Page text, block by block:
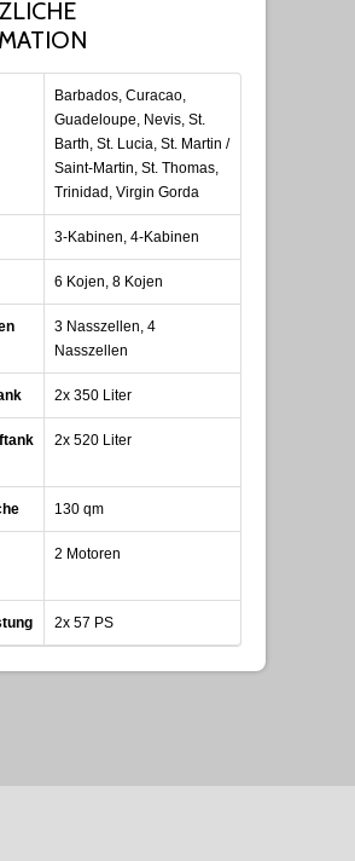
Barbados, Curacao,
Guadeloupe, Nevis, St.
Barth, St. Lucia, St. Martin /
Saint-Martin, St. Thomas,
Trinidad, Virgin Gorda
3-Kabinen, 4-Kabinen
6 Kojen, 8 Kojen
3 Nasszellen, 4
Nasszellen
2x 350 Liter
2x 520 Liter
130 qm
2 Motoren
2x 57 PS